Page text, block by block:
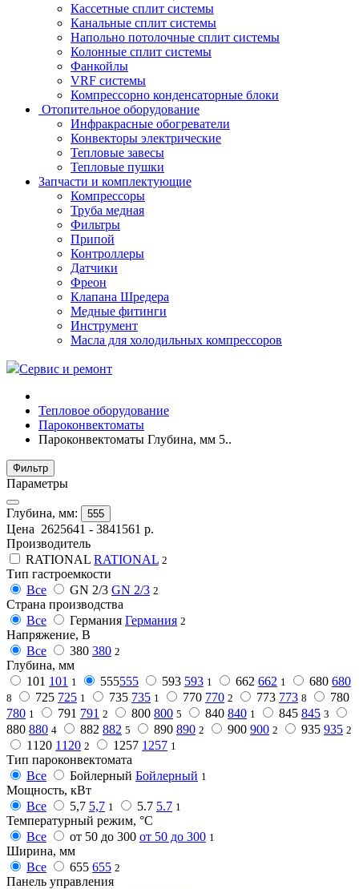
Кассетные сплит системы
Канальные сплит системы
Напольно потолочные сплит системы
Колонные сплит системы
Фанкойлы
VRF системы
Компрессорно конденсаторные блоки
Отопительное оборудование
Инфракрасные обогреватели
Конвекторы электрические
Тепловые завесы
Тепловые пушки
Запчасти и комплектующие
Компрессоры
Труба медная
Фильтры
Припой
Контроллеры
Датчики
Фреон
Клапана Шредера
Медные фитинги
Инструмент
Масла для холодильных компрессоров
Сервис и ремонт
Тепловое оборудование
Пароконвектоматы
Пароконвектоматы Глубина, мм 5..
Фильтр
Параметры
Глубина, мм: 555
Цена 2625641 - 3841561 р.
Производитель
RATIONAL RATIONAL 2
Тип гастроемкости
Все
GN 2/3 GN 2/3 2
Страна производства
Все
Германия Германия 2
Напряжение, В
Все
380 380 2
Глубина, мм
101 101 1 555555 593 593 1 662 662 1 680 680
8 725 725 1 735 735 1 770 770 2 773 773 8
780
780 1 791 791 2 800 800 5 840 840 1 845 845 3
880 880 4 882 882 5 890 890 2 900 900 2 935 935 2
1120 1120 2 1257 1257 1
Тип пароконвектомата
Все
Бойлерный Бойлерный 1
Мощность, кВт
Все
5,7 5,7 1 5.7 5.7 1
Температурный режим, °C
Все
от 50 до 300 от 50 до 300 1
Ширина, мм
Все
655 655 2
Панель управления